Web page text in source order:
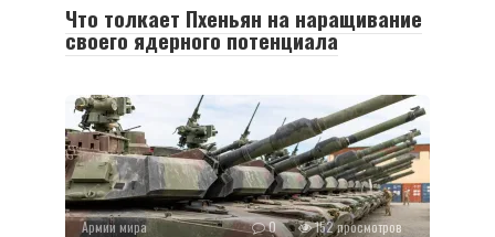
Что толкает Пхеньян на наращивание
своего ядерного потенциала
Армии мира 0 152 просмотров